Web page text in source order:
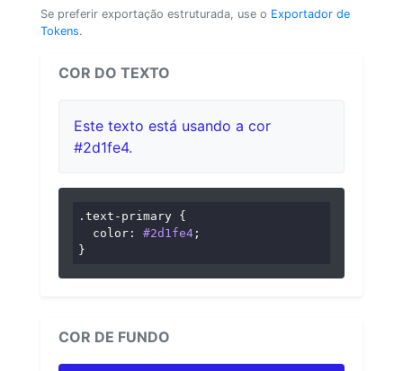
Se preferir exportação estruturada, use o Exportador de
Tokens.
COR DO TEXTO
Este texto está usando a cor
#2d1fe4.
.text-primary {
color : #2d1fe4 ;
}
COR DE FUNDO